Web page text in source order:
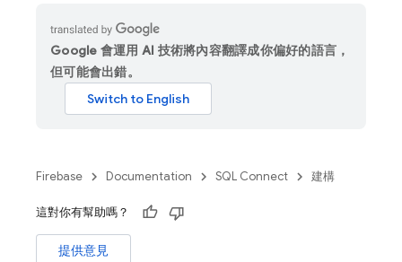
Google 會運用 AI 技術將內容翻譯成你偏好的語言，
但可能會出錯。
Firebase Documentation SQL Connect 建構
這對你有幫助嗎？
提供意見